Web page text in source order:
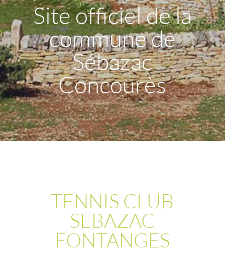
Site officiel de la
commune de
Sébazac
Concourès
TENNIS CLUB
SEBAZAC
FONTANGES